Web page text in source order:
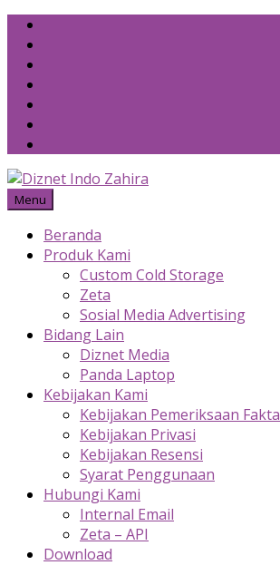
Skip
content
Menu
Beranda
Produk Kami
Custom Cold Storage
Zeta
Sosial Media Advertising
Bidang Lain
Diznet Media
Panda Laptop
Kebijakan Kami
Kebijakan Pemeriksaan Fakta
Kebijakan Privasi
Kebijakan Resensi
Syarat Penggunaan
Hubungi Kami
Internal Email
Zeta – API
Download